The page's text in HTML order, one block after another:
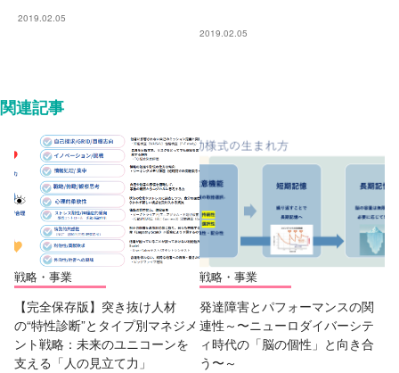
2019.02.05
2019.02.05
関連記事
戦略・事業
【完全保存版】突き抜け人材
の“特性診断”とタイプ別マネジメ
ント戦略：未来のユニコーンを
支える「人の見立て力」
戦略・事業
発達障害とパフォーマンスの関
連性～〜ニューロダイバーシテ
ィ時代の「脳の個性」と向き合
う〜～